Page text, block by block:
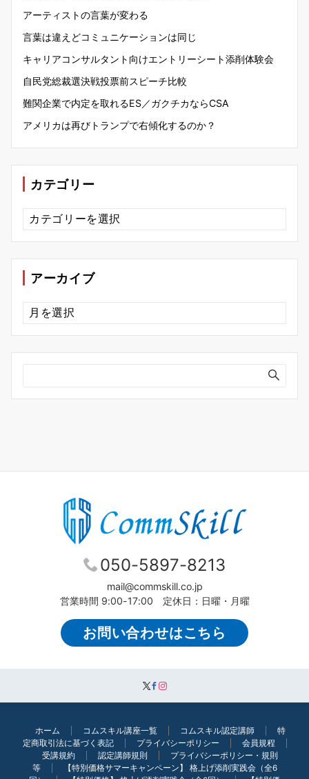
アーティストの言葉が変わる
言葉は違えどコミュニケーションは同じ
キャリアコンサルタント向けエントリーシート添削体験会
自民党総裁選決戦投票前スピーチ比較
難関企業で内定を取れるES／ガクチカならCSA
アメリカは再びトランプで右傾化するのか？
カテゴリー
カ
テ
ゴ
ー
アーカイブ
ア
ー
カ
ブ
050-5897-8213
mail@commskill.co.jp
営業時間 9:00-17:00 定休日：日曜・月曜
お問い合わせはこちら
ホーム コムスキル講座一覧 コムスキル認定講師
特
定商取引法に基づく表記
プライバシーポリシー
会員規程
受講規約
認定講師規則
プライバシーポリシー・規則
等
【特別価格サマーキャンペーン】 格上げ添削実践会（全6